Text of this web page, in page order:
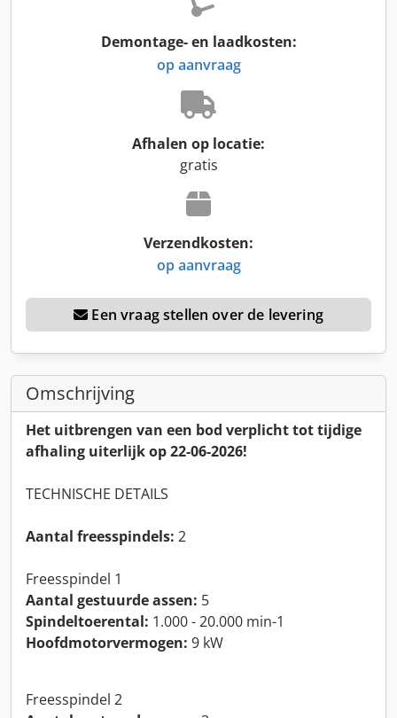
Demontage- en laadkosten:
op aanvraag
Afhalen op locatie:
gratis
Verzendkosten:
op aanvraag
Een vraag stellen over de levering
Omschrijving
Het uitbrengen van een bod verplicht tot tijdige
afhaling uiterlijk op 22-06-2026!
TECHNISCHE DETAILS
Aantal freesspindels: 2
Freesspindel 1
Aantal gestuurde assen: 5
Spindeltoerental: 1.000 - 20.000 min-1
Hoofdmotorvermogen: 9 kW
Freesspindel 2